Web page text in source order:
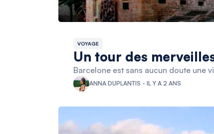
VOYAGE
Un tour des
Barcelone est sans aucun doute une
ANNA DUPLANTIS - IL Y A 2 ANS